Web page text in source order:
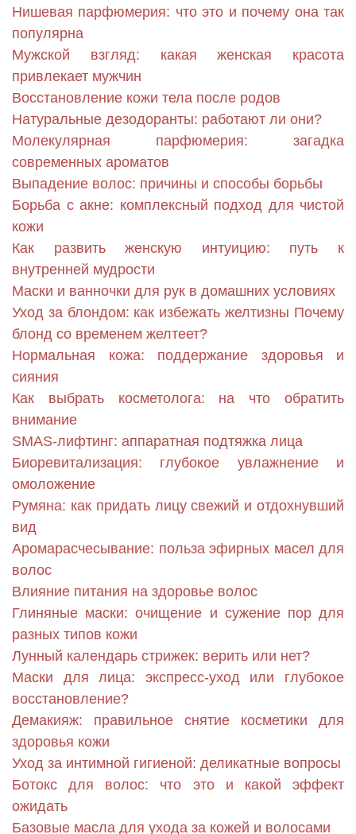
Нишевая парфюмерия: что это и почему она так
популярна
Мужской взгляд: какая женская красота
привлекает мужчин
Восстановление кожи тела после родов
Натуральные дезодоранты: работают ли они?
Молекулярная парфюмерия: загадка
современных ароматов
Выпадение волос: причины и способы борьбы
Борьба с акне: комплексный подход для чистой
кожи
Как развить женскую интуицию: путь к
внутренней мудрости
Маски и ванночки для рук в домашних условиях
Уход за блондом: как избежать желтизны Почему
блонд со временем желтеет?
Нормальная кожа: поддержание здоровья и
сияния
Как выбрать косметолога: на что обратить
внимание
SMAS-лифтинг: аппаратная подтяжка лица
Биоревитализация: глубокое увлажнение и
омоложение
Румяна: как придать лицу свежий и отдохнувший
вид
Аромарасчесывание: польза эфирных масел для
волос
Влияние питания на здоровье волос
Глиняные маски: очищение и сужение пор для
разных типов кожи
Лунный календарь стрижек: верить или нет?
Маски для лица: экспресс-уход или глубокое
восстановление?
Демакияж: правильное снятие косметики для
здоровья кожи
Уход за интимной гигиеной: деликатные вопросы
Ботокс для волос: что это и какой эффект
ожидать
Базовые масла для ухода за кожей и волосами